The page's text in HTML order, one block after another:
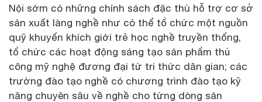
Nội sớm có những chính sách đặc thù hỗ trợ cơ sở
sản xuất làng nghề như có thể tổ chức một nguồn
quỹ khuyến khích giới trẻ học nghề truyền thống,
tổ chức các hoạt động sáng tạo sản phẩm thủ
công mỹ nghệ đương đại từ tri thức dân gian; các
trường đào tạo nghề có chương trình đào tạo kỹ
năng chuyên sâu về nghề cho từng dòng sản